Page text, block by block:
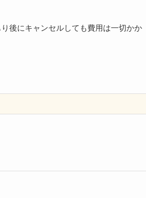
後にキャンセルしても費用は一切かか